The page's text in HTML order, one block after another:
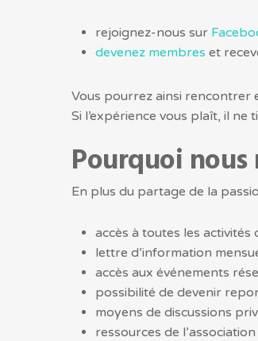
rejoignez-nous sur
devenez membres et
Vous pourrez ainsi rencontrer
Si l’expérience vous plaît, il ne
Pourquoi
En plus du partage de la
accès à toutes les
lettre d’information
accès aux événements
possibilité de devenir
moyens de discussions
ressources de